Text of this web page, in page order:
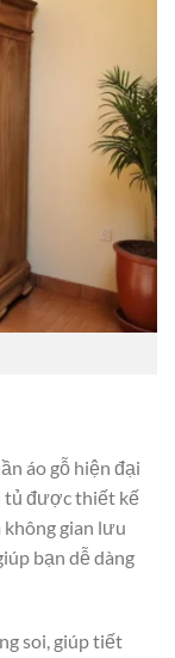
áo gỗ hiện đại
tủ được thiết kế
gian lưu
bạn dễ dàng
soi, giúp tiết